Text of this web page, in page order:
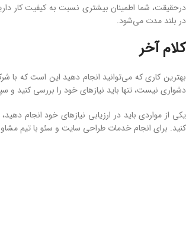
درحقیقت، شما اطمینان بیشتری نسبت به کیفیت کار
در بلند مدت می‌شود.
کلام آخر
بهترین کاری که می‌توانید انجام دهید این است که با
دشواری نیست، تنها باید نیازهای خود را بررسی کنید
یکی از مواردی باید در ارزیابی نیازهای خود انجام
کنید. برای انجام خدمات طراحی سایت و سئو با تیم